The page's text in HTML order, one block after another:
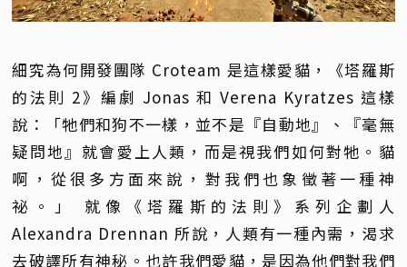
細究為何開發團隊 Croteam 是這樣愛貓，《塔羅斯
的法則 2》編劇 Jonas 和 Verena Kyratzes 這樣
說：「牠們和狗不一樣，並不是『自動地』、『毫無
疑問地』就會愛上人類，而是視我們如何對牠。貓
啊，從很多方面來說，對我們也象徵著一種神
祕。」 就像《塔羅斯的法則》系列企劃人
Alexandra Drennan 所說，人類有一種內需，渴求
去破譯所有神秘。也許我們愛貓，是因為他們對我們